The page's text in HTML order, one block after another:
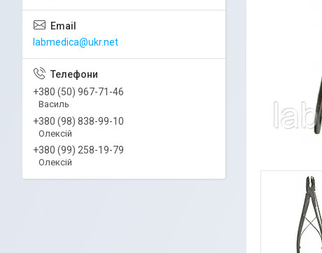
labmedica@ukr.net
+380 (50) 967-71-46
Василь
+380 (98) 838-99-10
Олексій
+380 (99) 258-19-79
Олексій